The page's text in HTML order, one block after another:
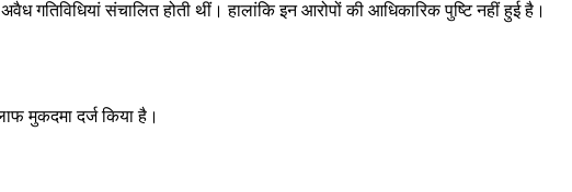
संचालित होती थीं। हालांकि इन आरोपों की आधिकारिक पुष्टि नहीं हुई है।
मुकदमा दर्ज किया है।